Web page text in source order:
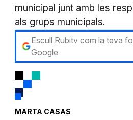
municipal junt amb les
als grups municipals.
Escull Rubitv com la teva
Google
MARTA CASAS